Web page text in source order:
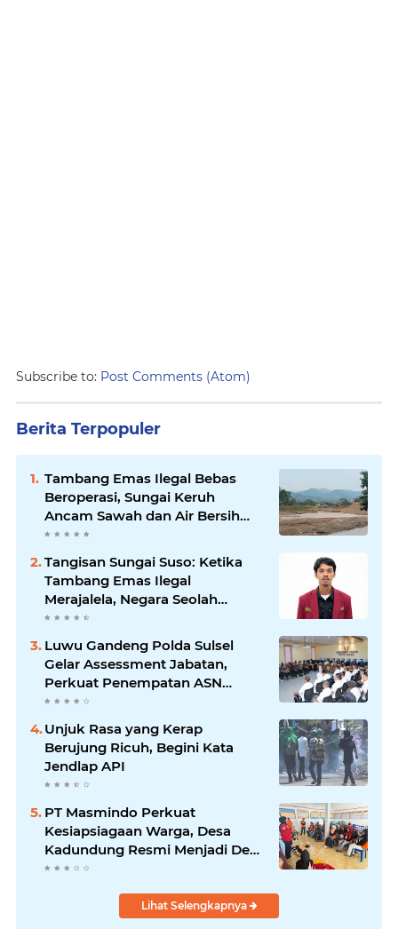
Subscribe to: Post Comments (Atom)
Berita Terpopuler
Tambang Emas Ilegal Bebas
Beroperasi, Sungai Keruh
Ancam Sawah dan Air Bersih
Warga Luwu
Tangisan Sungai Suso: Ketika
Tambang Emas Ilegal
Merajalela, Negara Seolah
Memilih Diam
Luwu Gandeng Polda Sulsel
Gelar Assessment Jabatan,
Perkuat Penempatan ASN
Berbasis Kompetensi
Unjuk Rasa yang Kerap
Berujung Ricuh, Begini Kata
Jendlap API
PT Masmindo Perkuat
Kesiapsiagaan Warga, Desa
Kadundung Resmi Menjadi Desa
Tangguh Bencana
Lihat Selengkapnya